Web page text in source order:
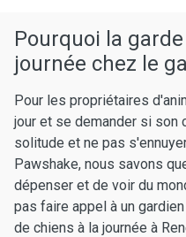
Pourquoi la
journée chez le
Pour les propriétaires
jour et se demander si son
solitude et ne pas
Pawshake, nous savons
dépenser et de voir du
pas faire appel à un
de chiens à la journée à